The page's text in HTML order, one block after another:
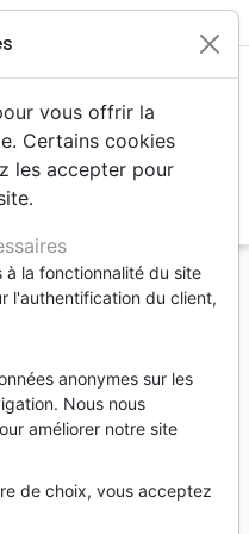
tune
gros caractères
vous offrir la
Certains cookies
les accepter pour
à la fonctionnalité du site
l'authentification du client,
anonymes sur les
Nous nous
améliorer notre site
de choix, vous acceptez